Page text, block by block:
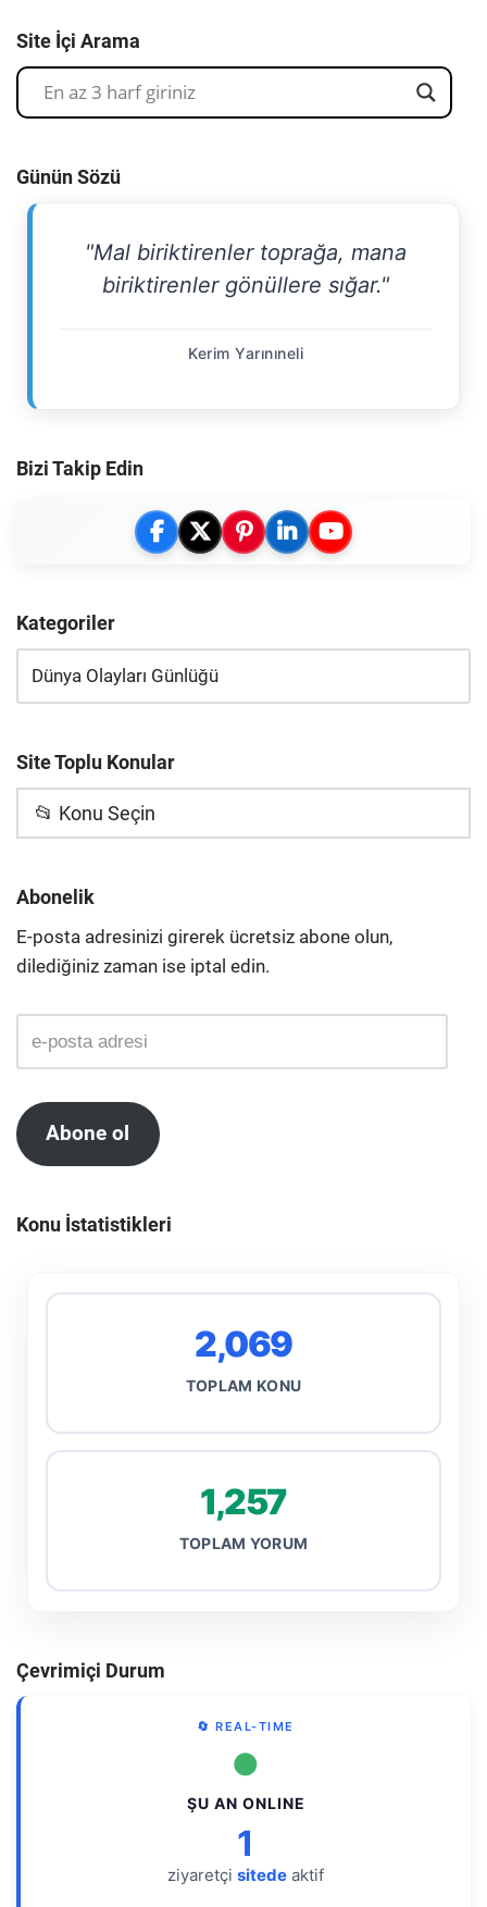
Site İçi Arama
Günün Sözü
"Mal biriktirenler toprağa, mana
biriktirenler gönüllere sığar."
Kerim Yarınıneli
Bizi Takip Edin
Kategoriler
Site Toplu Konular
📂 Konu Seçin
Abonelik
E-posta adresinizi girerek ücretsiz abone olun,
dilediğiniz zaman ise iptal edin.
Abone ol
Konu İstatistikleri
2,069
TOPLAM KONU
1,257
TOPLAM YORUM
Çevrimiçi Durum
🔄 REAL-TIME
●
ŞU AN ONLINE
1
ziyaretçi sitede aktif